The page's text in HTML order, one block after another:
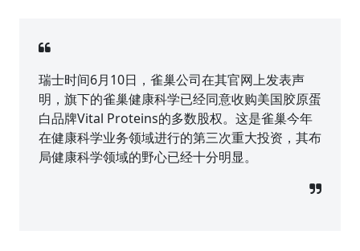
瑞士时间6月10日，雀巢公司在其官网上发表声
明，旗下的雀巢健康科学已经同意收购美国胶原蛋
白品牌Vital Proteins的多数股权。这是雀巢今年
在健康科学业务领域进行的第三次重大投资，其布
局健康科学领域的野心已经十分明显。